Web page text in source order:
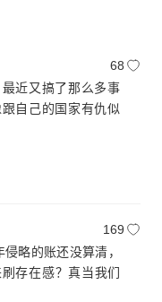
68
近又搞了那么多事
自己的国家有仇似
169
略的账还没算清，
存在感？真当我们